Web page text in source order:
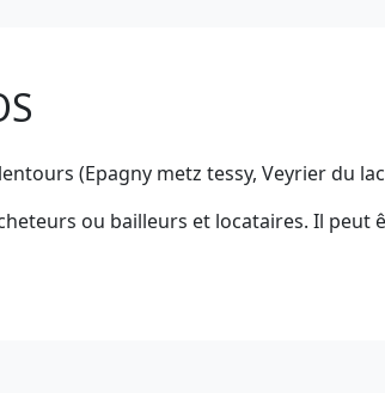
(Epagny metz tessy, Veyrier du
ou bailleurs et locataires. Il peut